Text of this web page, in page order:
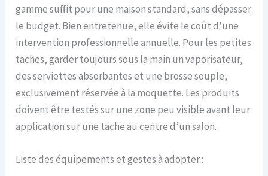
gamme suffit pour une maison standard, sans dépasser
le budget. Bien entretenue, elle évite le coût d’une
intervention professionnelle annuelle. Pour les petites
taches, garder toujours sous la main un vaporisateur,
des serviettes absorbantes et une brosse souple,
exclusivement réservée à la moquette. Les produits
doivent être testés sur une zone peu visible avant leur
application sur une tache au centre d’un salon.
Liste des équipements et gestes à adopter :